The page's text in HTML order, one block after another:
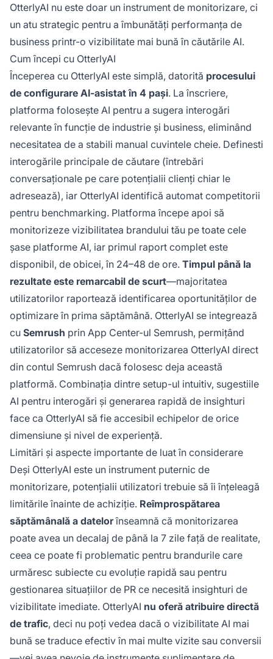
OtterlyAI nu este doar un instrument de monitorizare, ci
un atu strategic pentru a îmbunătăți performanța de
business printr-o vizibilitate mai bună în căutările AI.
Cum începi cu OtterlyAI
Începerea cu OtterlyAI este simplă, datorită procesului
de configurare AI-asistat în 4 pași. La înscriere,
platforma folosește AI pentru a sugera interogări
relevante în funcție de industrie și business, eliminând
necesitatea de a stabili manual cuvintele cheie. Definesti
interogările principale de căutare (întrebări
conversaționale pe care potențialii clienți chiar le
adresează), iar OtterlyAI identifică automat competitorii
pentru benchmarking. Platforma începe apoi să
monitorizeze vizibilitatea brandului tău pe toate cele
șase platforme AI, iar primul raport complet este
disponibil, de obicei, în 24–48 de ore. Timpul până la
rezultate este remarcabil de scurt—majoritatea
utilizatorilor raportează identificarea oportunităților de
optimizare în prima săptămână. OtterlyAI se integrează
cu Semrush prin App Center-ul Semrush, permițând
utilizatorilor să acceseze monitorizarea OtterlyAI direct
din contul Semrush dacă folosesc deja această
platformă. Combinația dintre setup-ul intuitiv, sugestiile
AI pentru interogări și generarea rapidă de insighturi
face ca OtterlyAI să fie accesibil echipelor de orice
dimensiune și nivel de experiență.
Limitări și aspecte importante de luat în considerare
Deși OtterlyAI este un instrument puternic de
monitorizare, potențialii utilizatori trebuie să îi înțeleagă
limitările înainte de achiziție. Reîmprospătarea
săptămânală a datelorînseamnă că monitorizarea
poate avea un decalaj de până la 7 zile față de realitate,
ceea ce poate fi problematic pentru brandurile care
urmăresc subiecte cu evoluție rapidă sau pentru
gestionarea situațiilor de PR ce necesită insighturi de
vizibilitate imediate. OtterlyAI nu oferă atribuire directă
de trafic, deci nu poți vedea dacă o vizibilitate AI mai
bună se traduce efectiv în mai multe vizite sau conversii